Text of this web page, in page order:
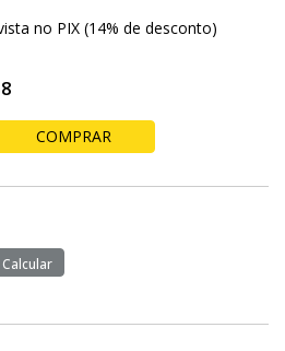
no PIX (14% de desconto)
COMPRAR